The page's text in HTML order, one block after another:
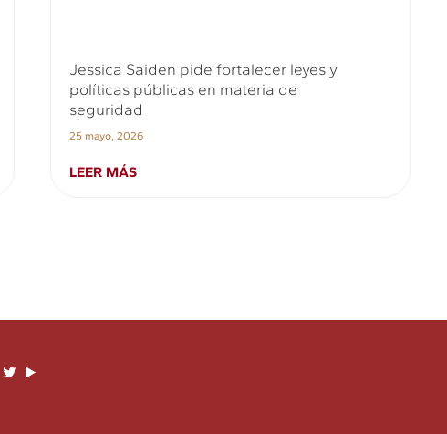
Jessica Saiden pide fortalecer leyes y
políticas públicas en materia de
seguridad
25 mayo, 2026
LEER MÁS